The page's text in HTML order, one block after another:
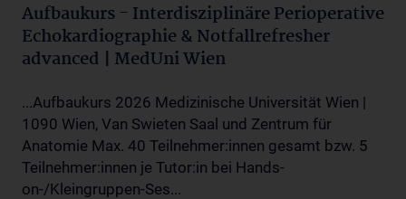
Aufbaukurs - Interdisziplinäre Perioperative
Echokardiographie & Notfallrefresher
advanced | MedUni Wien
...Aufbaukurs 2026 Medizinische Universität Wien |
1090 Wien, Van Swieten Saal und Zentrum für
Anatomie Max. 40 Teilnehmer:innen gesamt bzw. 5
Teilnehmer:innen je Tutor:in bei Hands-
on-/Kleingruppen-Ses...